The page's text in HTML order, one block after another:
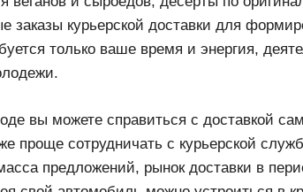
заказы курьерской доставки для
только ваше время и энергия,
вы можете справиться с доставкой
проще сотрудничать с курьерской
предложений, рынок доставки в